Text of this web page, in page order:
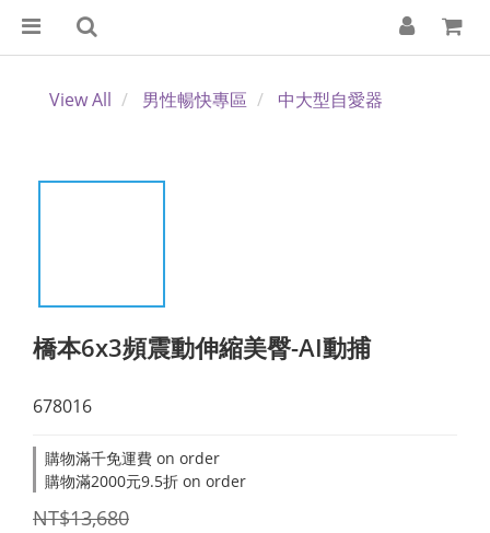
View All 男性暢快專區 中大型自愛器
橋本6x3頻震動伸縮美臀-AI動捕
678016
購物滿千免運費 on order
購物滿2000元9.5折 on order
NT$13,680